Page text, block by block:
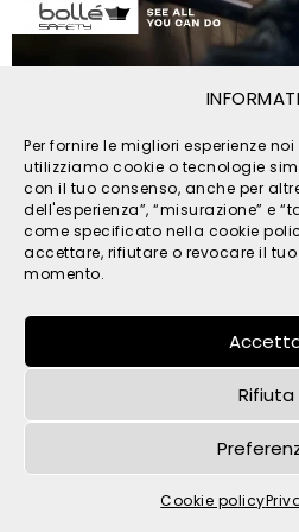
Per fornire le migliori esperienze
utilizziamo cookie o tecnologie
con il tuo consenso, anche per
dell'esperienza”, “misurazione” e
come specificato nella cookie
accettare, rifiutare o revocare il
momento.
Rifiuta
Cookie policy
IT05121480262 -privacy-